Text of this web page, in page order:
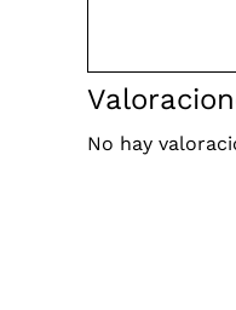
No hay